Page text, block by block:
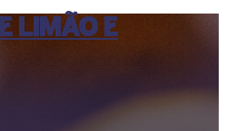
LIMÃO E